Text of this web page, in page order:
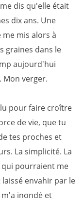
dis qu'elle était
dix ans. Une
mis alors à
graines dans le
aujourd'hui
Mon verger.
pour faire croître
de vie, que tu
tes proches et
La simplicité. La
qui pourraient me
envahir par le
inondé et